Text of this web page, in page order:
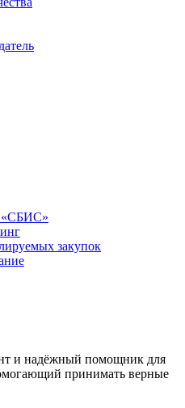
«СБИС»
закупок
и надёжный помощник для
принимать верные